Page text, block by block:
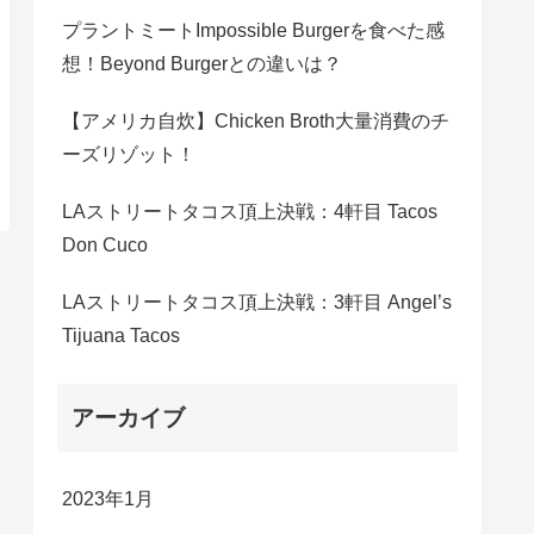
プラントミートImpossible Burgerを食べた感
想！Beyond Burgerとの違いは？
【アメリカ自炊】Chicken Broth大量消費のチ
ーズリゾット！
LAストリートタコス頂上決戦：4軒目 Tacos
Don Cuco
LAストリートタコス頂上決戦：3軒目 Angel’s
Tijuana Tacos
アーカイブ
2023年1月